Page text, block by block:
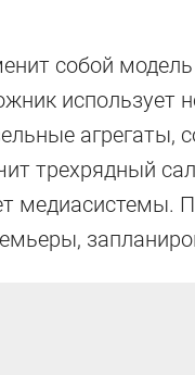
собой
агрегаты,
трехрядный
медиасистемы.